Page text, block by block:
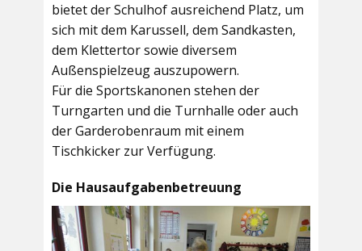
bietet derSchulhofausreichend Platz, um
sich mit dem Karussell, dem Sandkasten,
dem Klettertor sowie diversem
Außenspielzeug auszupowern.
Für die Sportskanonen stehen der
Turngarten und die Turnhalle oder auch
derGarderobenraum mit einem
Tischkicker zur Verfügung.
Die Hausaufgabenbetreuung